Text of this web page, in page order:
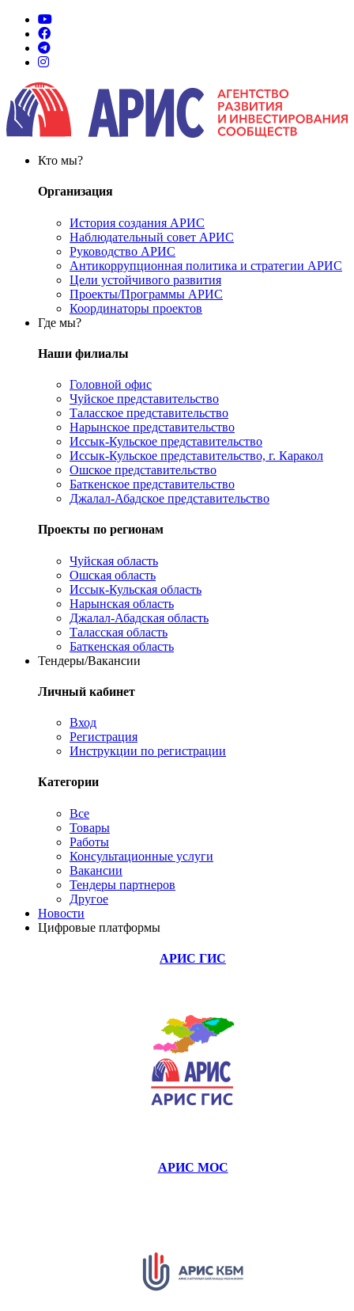
Кто мы?
Организация
История создания АРИС
Наблюдательный совет АРИС
Руководство АРИС
Антикоррупционная политика и стратегии АРИС
Цели устойчивого развития
Проекты/Программы АРИС
Координаторы проектов
Где мы?
Наши филиалы
Головной офис
Чуйское представительство
Таласское представительство
Нарынское представительство
Иссык-Кульское представительство
Иссык-Кульское представительство, г. Каракол
Ошское представительство
Баткенское представительство
Джалал-Абадское представительство
Проекты по регионам
Чуйская область
Ошская область
Иссык-Кульская область
Нарынская область
Джалал-Абадская область
Таласская область
Баткенская область
Тендеры/Вакансии
Личный кабинет
Вход
Регистрация
Инструкции по регистрации
Категории
Все
Товары
Работы
Консультационные услуги
Вакансии
Тендеры партнеров
Другое
Новости
Цифровые платформы
АРИС ГИС
АРИС МОС